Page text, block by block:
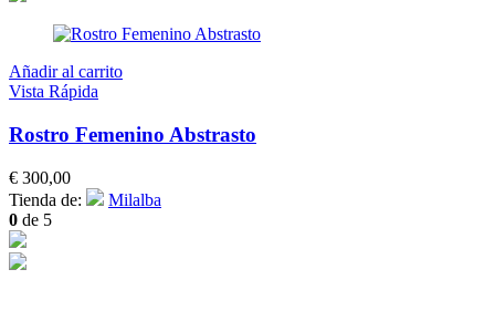
Añadir al carrito
Vista Rápida
Rostro Femenino Abstrasto
€ 300,00
Tienda de:
Milalba
0 de 5